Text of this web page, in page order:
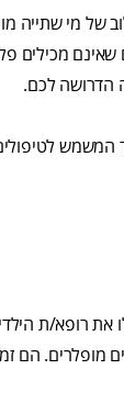
של מי שתייה
מכילים
הדרושה לכם.
המשמש
רופא/ת
עד 16 שנים שאינם